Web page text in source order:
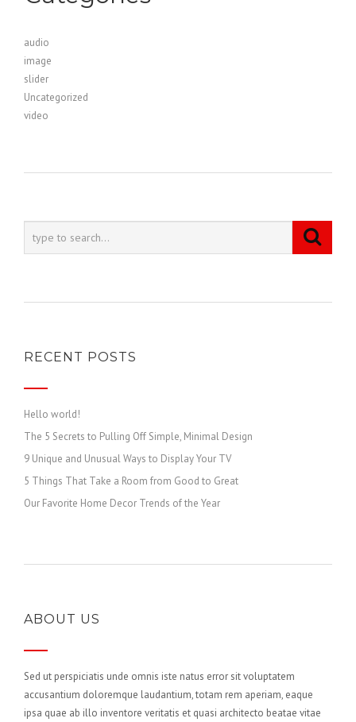
audio
image
slider
Uncategorized
video
RECENT POSTS
Hello world!
The 5 Secrets to Pulling Off Simple, Minimal Design
9 Unique and Unusual Ways to Display Your TV
5 Things That Take a Room from Good to Great
Our Favorite Home Decor Trends of the Year
ABOUT US
Sed ut perspiciatis unde omnis iste natus error sit voluptatem
accusantium doloremque laudantium, totam rem aperiam, eaque
ipsa quae ab illo inventore veritatis et quasi architecto beatae vitae